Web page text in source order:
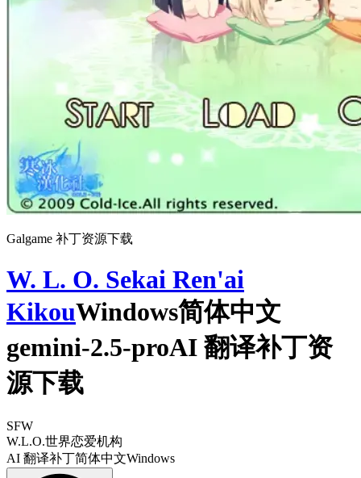
Galgame 补丁资源下载
W. L. O. Sekai Ren'ai
KikouWindows简体中文
gemini-2.5-proAI 翻译补丁资
源下载
SFW
W.L.O.世界恋爱机构
AI 翻译补丁简体中文Windows